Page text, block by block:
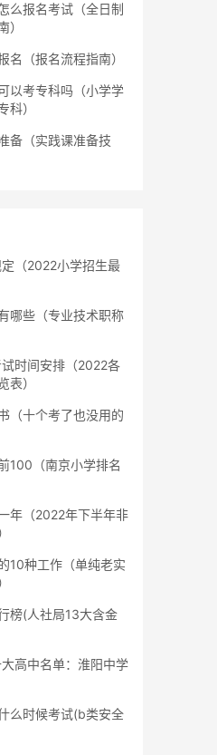
么报名考试（全日制
）
名（报名流程指南）
以考专科吗（小学学
科）
备（实践课准备技
（2022小学招生最
哪些（专业技术职称
时间安排（2022各
表）
（十个考了也没用的
100（南京小学排名
年（2022年下半年非
10种工作（单纯老实
榜(人社局13大含金
高中名单：淮阳中学
么时候考试(b类安全